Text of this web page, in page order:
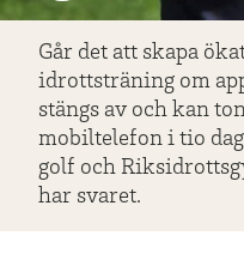
Går det att skapa
idrottsträning om
stängs av och kan
mobiltelefon i tio
golf och
har svaret.